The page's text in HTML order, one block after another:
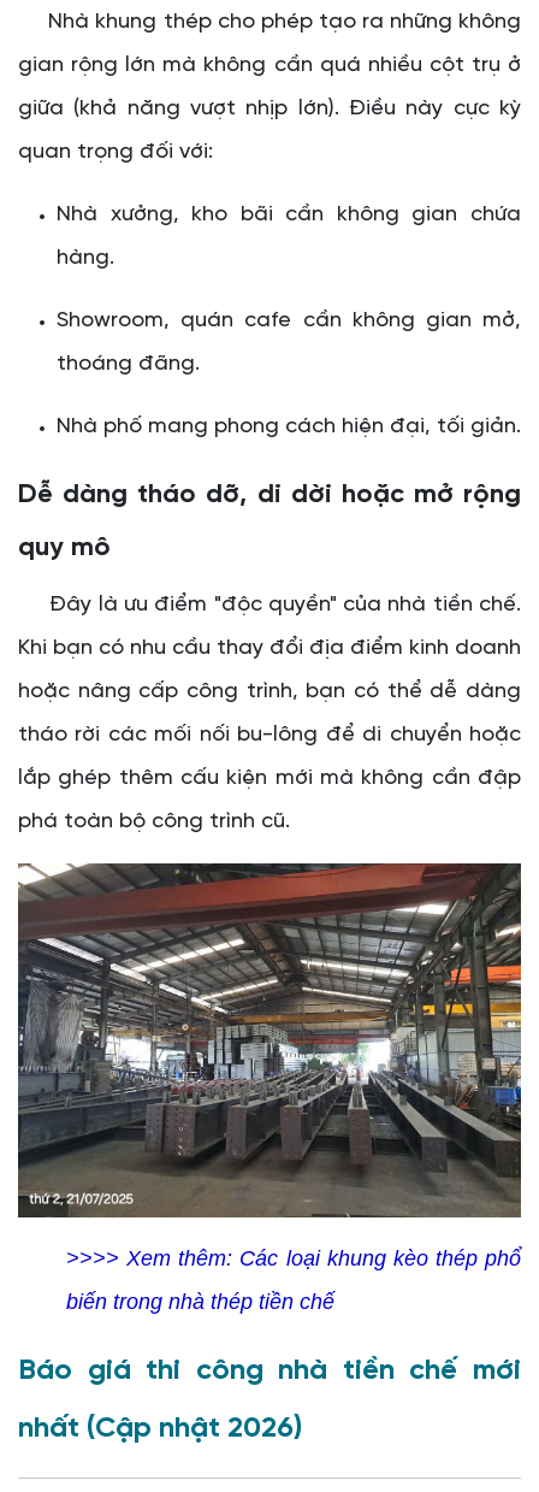
Nhà khung thép cho phép tạo ra những không
gian rộng lớn mà không cần quá nhiều cột trụ ở
giữa (khả năng vượt nhịp lớn). Điều này cực kỳ
quan trọng đối với:
Nhà xưởng, kho bãi cần không gian chứa
hàng.
Showroom, quán cafe cần không gian mở,
thoáng đãng.
Nhà phố mang phong cách hiện đại, tối giản.
Dễ dàng tháo dỡ, di dời hoặc mở rộng
quy mô
Đây là ưu điểm "độc quyền" của nhà tiền chế.
Khi bạn có nhu cầu thay đổi địa điểm kinh doanh
hoặc nâng cấp công trình, bạn có thể dễ dàng
tháo rời các mối nối bu-lông để di chuyển hoặc
lắp ghép thêm cấu kiện mới mà không cần đập
phá toàn bộ công trình cũ.
>>>> Xem thêm: Các loại khung kèo thép phổ
biến trong nhà thép tiền chế
Báo giá thi công nhà tiền chế mới
nhất (Cập nhật 2026)